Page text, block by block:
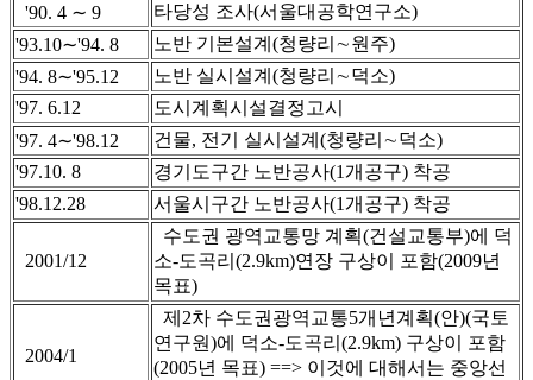
'90. 4 ∼ 9
타당성 조사(서울대공학연구소)
'93.10∼'94. 8
노반 기본설계(청량리∼원주)
'94. 8∼'95.12
노반 실시설계(청량리∼덕소)
'97. 6.12
도시계획시설결정고시
'97. 4∼'98.12
건물, 전기 실시설계(청량리∼덕소)
'97.10. 8
경기도구간 노반공사(1개공구) 착공
'98.12.28
서울시구간 노반공사(1개공구) 착공
2001/12
수도권 광역교통망 계획(건설교통부)에 덕
소-도곡리(2.9km)연장 구상이 포함(2009년
목표)
2004/1
제2차 수도권광역교통5개년계획(안)(국토
연구원)에 덕소-도곡리(2.9km) 구상이 포함
(2005년 목표) ==> 이것에 대해서는 중앙선